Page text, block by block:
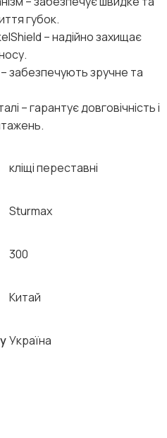
губок.
– надійно захищає
забезпечують зручне та
– гарантує довговічність і
кліщі переставні
Sturmax
300
Китай
Україна